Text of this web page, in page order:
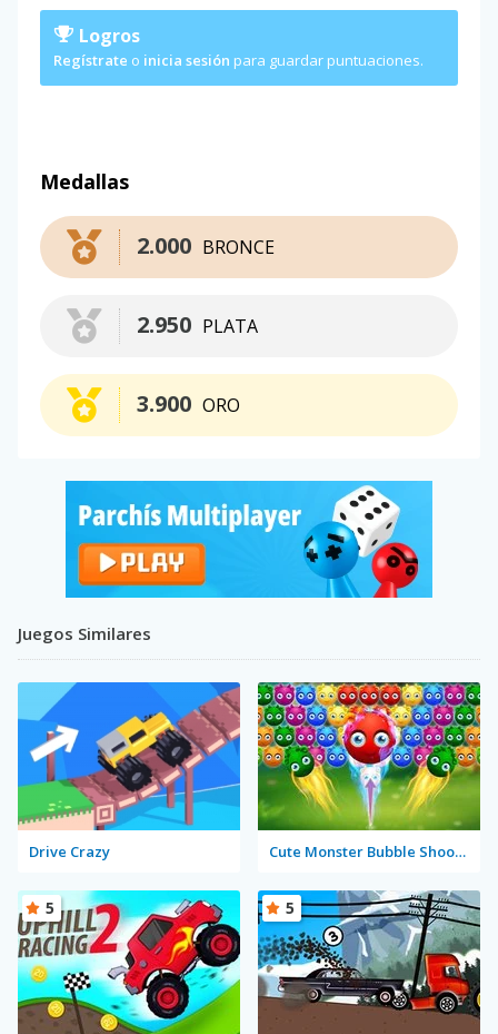
Logros
Regístrate o inicia sesión para guardar puntuaciones.
Medallas
BRONCE
2.000
PLATA
2.950
ORO
3.900
Juegos Similares
Drive Crazy Cute Monster Bubble Shooter
5 5